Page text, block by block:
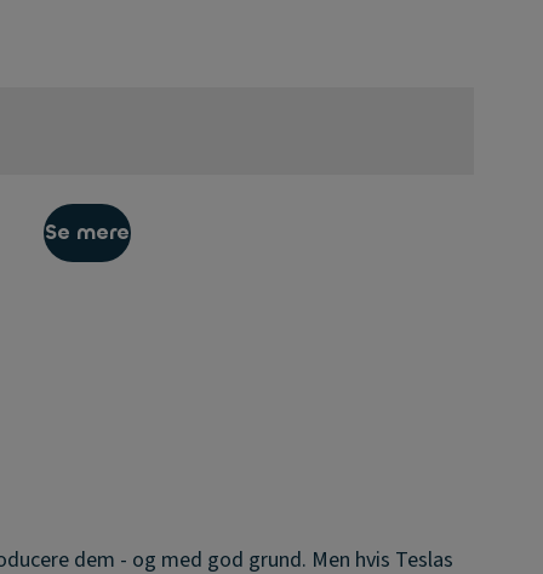
Se mere
dem - og med god grund. Men hvis Teslas